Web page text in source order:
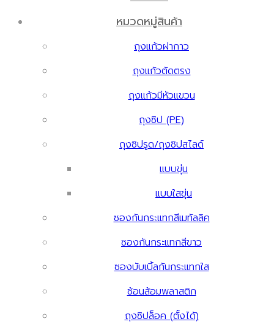
หมวดหมู่สินค้า
ถุงแก้วฝากาว
ถุงแก้วตัดตรง
ถุงแก้วมีหัวแขวน
ถุงซิป (PE)
ถุงซิปรูด/ถุงซิปสไลด์
แบบขุ่น
แบบใสขุ่น
ซองกันกระแทกสีเมทัลลิค
ซองกันกระแทกสีขาว
ซองบับเบิ้ลกันกระแทกใส
ช้อนส้อมพลาสติก
ถุงซิปล็อค (ตั้งได้)